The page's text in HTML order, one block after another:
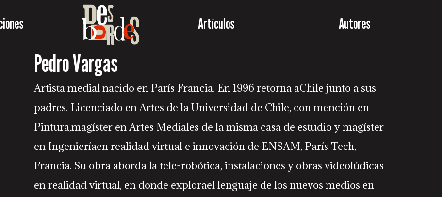
Artículos Autores
Pedro Vargas
Artista medial nacido en París Francia. En 1996 retorna aChile junto a sus
padres. Licenciado en Artes de la Universidad de Chile, con mención en
Pintura,magíster en Artes Mediales de la misma casa de estudio y magíster
en Ingenieríaen realidad virtual e innovación de ENSAM, París Tech,
Francia. Su obra aborda la tele-robótica, instalaciones y obras videolúdicas
en realidad virtual, en donde explorael lenguaje de los nuevos medios en